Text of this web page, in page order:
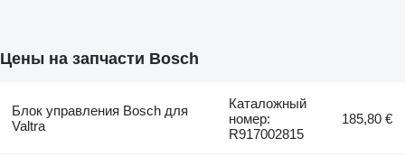
Цены на запчасти Bosch
Блок управления Bosch для
Valtra
Каталожный
номер:
R917002815
185,80 €